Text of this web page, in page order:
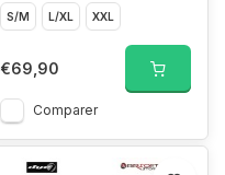
S/M
L/XL XXL
€69,90
Comparer